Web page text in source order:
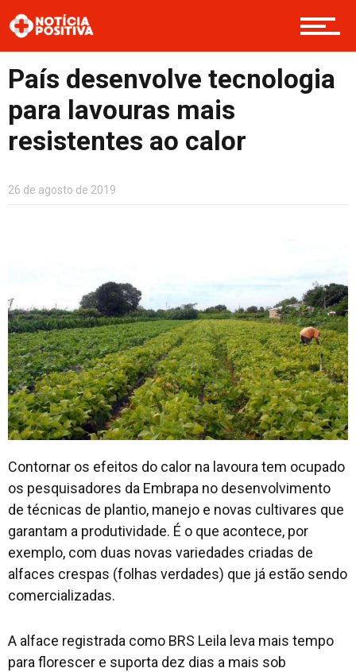
Opinião
Entretenimento
País desenvolve tecnologia
para lavouras mais
resistentes ao calor
26 de agosto de 2019
Contornar os efeitos do calor na lavoura tem ocupado
os pesquisadores da Embrapa no desenvolvimento
de técnicas de plantio, manejo e novas cultivares que
garantam a produtividade. É o que acontece, por
exemplo, com duas novas variedades criadas de
alfaces crespas (folhas verdades) que já estão sendo
comercializadas.
A alface registrada como BRS Leila leva mais tempo
para florescer e suporta dez dias a mais sob